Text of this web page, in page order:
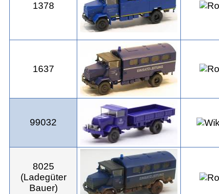
1378
1637
99032
8025
(Ladegüter
Bauer)